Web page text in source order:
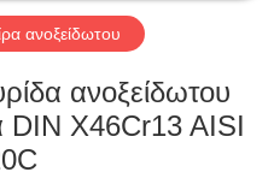
ανοξείδωτου
ανοξείδωτου
DIN X46Cr13 AISI